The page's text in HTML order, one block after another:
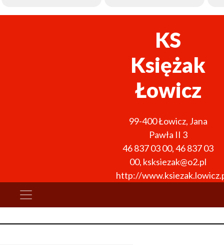
KS
Księżak
Łowicz
99-400Łowicz, Jana
Pawła II 3
46 837 03 00,46 837 03
00, ksksiezak@o2.pl
http://